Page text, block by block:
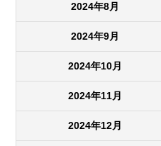
2024年8月
2024年9月
2024年10月
2024年11月
2024年12月